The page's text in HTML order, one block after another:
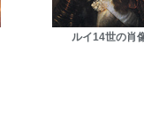
ルイ14世の肖